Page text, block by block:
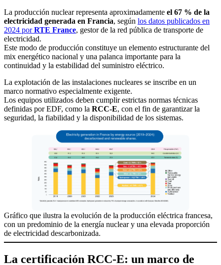
La producción nuclear representa aproximadamente el 67 % de la
electricidad generada en Francia, según los datos publicados en
2024 porRTE France, gestor de la red pública de transporte de
electricidad.
Este modo de producción constituye un elemento estructurante del
mix energético nacional y una palanca importante para la
continuidad y la estabilidad del suministro eléctrico.
La explotación de las instalaciones nucleares se inscribe en un
marco normativo especialmente exigente.
Los equipos utilizados deben cumplir estrictas normas técnicas
definidas por EDF, como la RCC-E, con el fin de garantizar la
seguridad, la fiabilidad y la disponibilidad de los sistemas.
Gráfico que ilustra la evolución de la producción eléctrica francesa,
con un predominio de la energía nuclear y una elevada proporción
de electricidad descarbonizada.
La certificación RCC-E: un marco de